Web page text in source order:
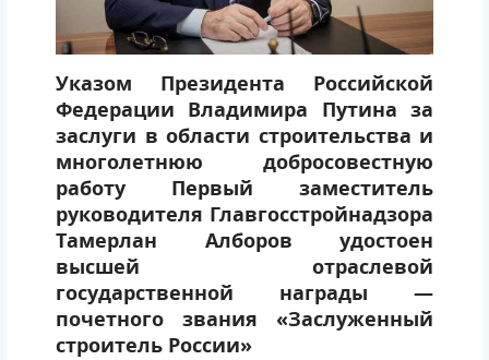
Указом Президента Российской
Федерации Владимира Путина за
заслуги в области строительства и
многолетнюю добросовестную
работу Первый заместитель
руководителя Главгосстройнадзора
Тамерлан Алборов удостоен
высшей отраслевой
государственной награды —
почетного звания «Заслуженный
строитель России»